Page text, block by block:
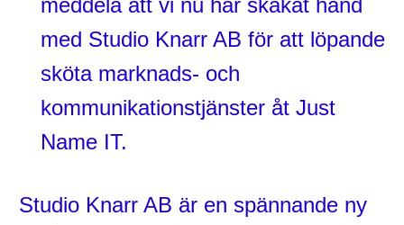
meddela att vi nu har skakat hand
med Studio Knarr AB för att löpande
sköta marknads- och
kommunikationstjänster åt Just
Name IT.
Studio Knarr AB är en spännande ny